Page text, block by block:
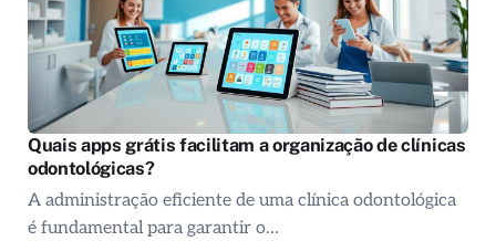
Quais apps grátis facilitam a organização de clínicas
odontológicas?
A administração eficiente de uma clínica odontológica
é fundamental para garantir o…